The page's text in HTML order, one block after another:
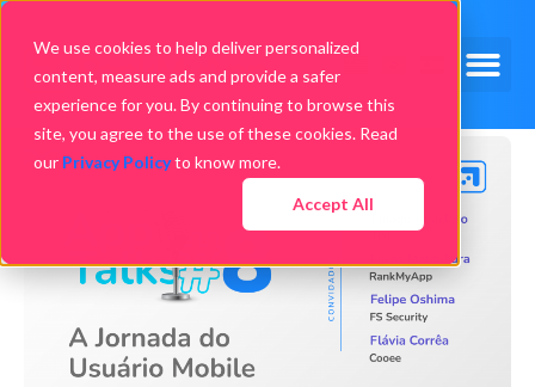
We use cookies to help deliver personalized
content, measure ads and provide a safer
experience for you. By continuing to browse this
site, you agree to the use of these cookies. Read
our Privacy Policyto know more.
Accept All